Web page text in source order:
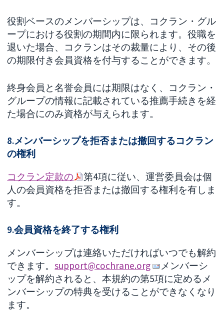
役割ベースのメンバーシップは、コクラン・グル
ープにおける役割の期間内に限られます。役職を
退いた場合、コクランはその裁量により、その後
の期限付き会員資格を付与することができます。
終身会員と名誉会員には期限はなく、コクラン・
グループの情報に記載されている推薦手続きを経
た場合にのみ資格が与えられます。
8.メンバーシップを拒否または撤回するコクラン
の権利
コクラン定款の
第4項に従い、運営委員会は個
人の会員資格を拒否または撤回する権利を有しま
す。
9.会員資格を終了する権利
メンバーシップは連絡いただければいつでも解約
できます。support@cochrane.org
メンバーシ
ップを解約されると、本規約の第5項に定めるメ
ンバーシップの特典を受けることができなくなり
ます。